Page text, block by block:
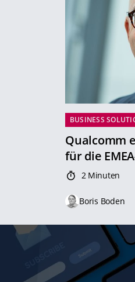
BUSINESS
Qualcomm
für die
2 Minuten
Boris Boden